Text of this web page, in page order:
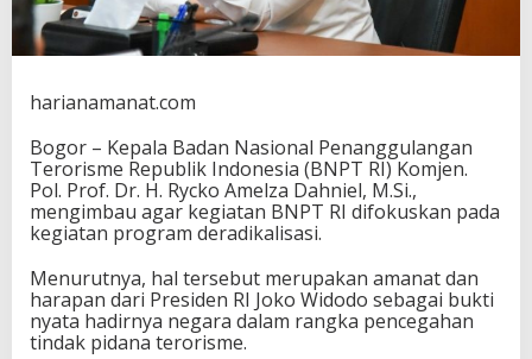
k
u
s
a
a
P
r
o
g
m
D
e
r
harianamanat.com
Bogor – Kepala Badan Nasional Penanggulangan
Terorisme Republik Indonesia (BNPT RI) Komjen.
Pol. Prof. Dr. H. Rycko Amelza Dahniel, M.Si.,
mengimbau agar kegiatan BNPT RI difokuskan pada
kegiatan program deradikalisasi.
Menurutnya, hal tersebut merupakan amanat dan
harapan dari Presiden RI Joko Widodo sebagai bukti
nyata hadirnya negara dalam rangka pencegahan
tindak pidana terorisme.